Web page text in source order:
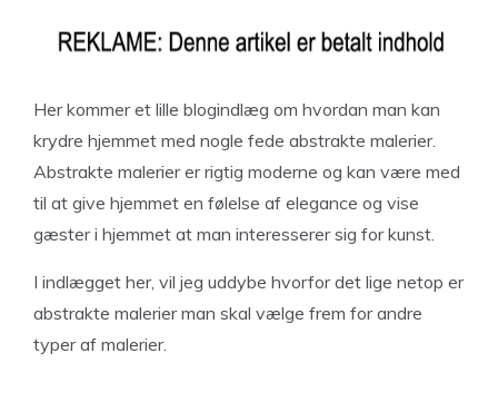
Her kommer et lille blogindlæg om hvordan man kan
krydre hjemmet med nogle fede abstrakte malerier.
Abstrakte malerier er rigtig moderne og kan være med
til at give hjemmet en følelse af elegance og vise
gæster i hjemmet at man interesserer sig for kunst.
I indlægget her, vil jeg uddybe hvorfor det lige netop er
abstrakte malerier man skal vælge frem for andre
typer af malerier.